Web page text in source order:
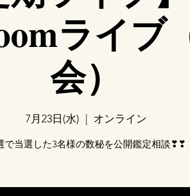
ライブ
会）
7月23日(水) オンライン
で当選した3名様の数秘を公開鑑定相談❣❣